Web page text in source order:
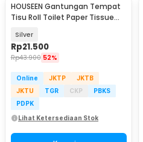
HOUSEEN Gantungan Tempat
Tisu Roll Toilet Paper Tissue
Silver
Rp21.500
Rp43.900 52%
Online JKTP
JKTB
JKTU
TGR CKP
PBKS
PDPK
Lihat Ketersediaan Stok